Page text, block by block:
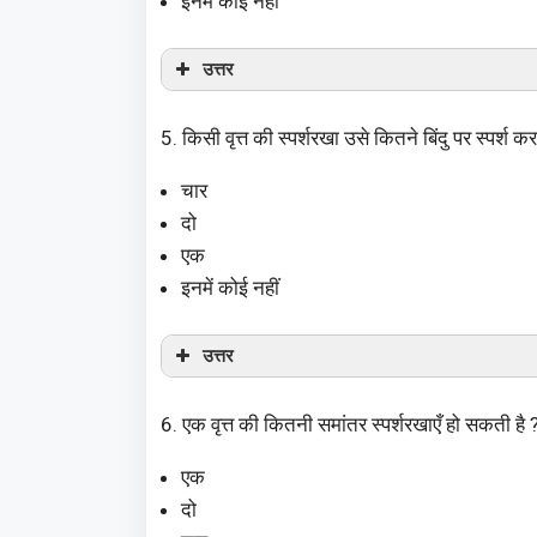
उत्तर
5. किसी वृत्त की स्पर्शरखा उसे कितने बिंदु पर स्पर्श
चार
दो
एक
इनमें कोई नहीं
उत्तर
6. एक वृत्त की कितनी समांतर स्पर्शरखाएँ हो सकती है
एक
दो